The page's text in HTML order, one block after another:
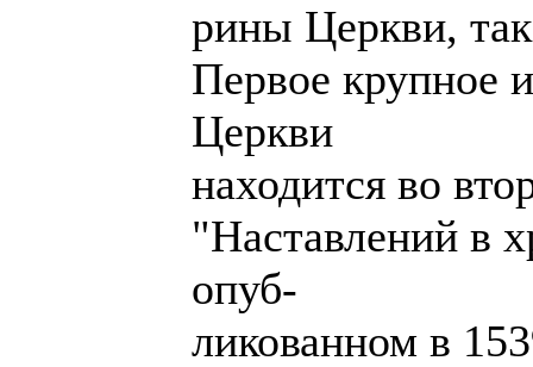
рины Церкви,
Первое крупное
Церкви
находится во
"Наставлений в
опуб-
ликованном в